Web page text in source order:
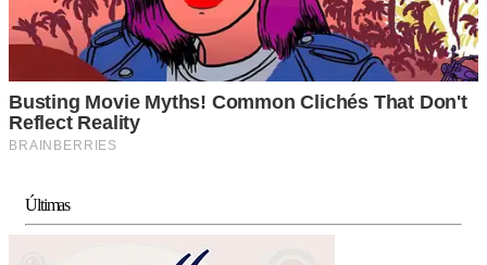
Últimas